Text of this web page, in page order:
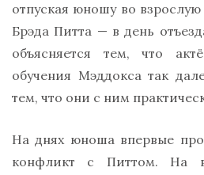
отпуская юношу во
Брэда Питта — в день
объясняется тем, что
обучения Мэддокса так
тем, что они с ним
На днях юноша впервые
конфликт с Питтом. На